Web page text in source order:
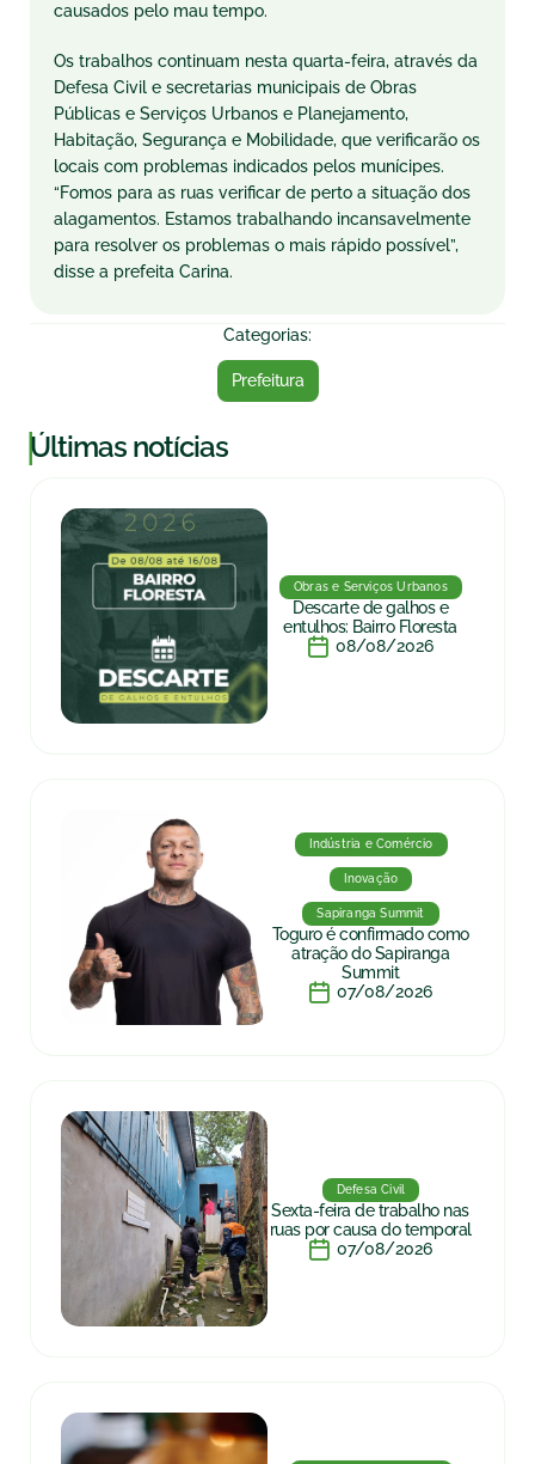
causados pelo mau tempo.
Os trabalhos continuam nesta quarta-feira, através da
Defesa Civil e secretarias municipais de Obras
Públicas e Serviços Urbanos e Planejamento,
Habitação, Segurança e Mobilidade, que verificarão os
locais com problemas indicados pelos munícipes.
“Fomos para as ruas verificar de perto a situação dos
alagamentos. Estamos trabalhando incansavelmente
para resolver os problemas o mais rápido possível”,
disse a prefeita Carina.
Categorias:
Prefeitura
|Últimas notícias
Obras e Serviços Urbanos
Descarte de galhos e
entulhos: Bairro Floresta
08/08/2026
Indústria e Comércio
Inovação
Sapiranga Summit
Toguro é confirmado como
atração do Sapiranga
Summit
07/08/2026
Defesa Civil
Sexta-feira de trabalho nas
ruas por causa do temporal
07/08/2026